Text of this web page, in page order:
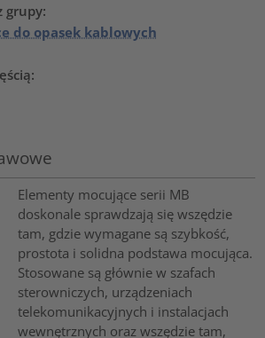
grupy:
do opasek kablowych
Elementy mocujące serii MB
doskonale sprawdzają się wszędzie
tam, gdzie wymagane są szybkość,
prostota i solidna podstawa mocująca.
Stosowane są głównie w szafach
sterowniczych, urządzeniach
telekomunikacyjnych i instalacjach
wewnętrznych oraz wszędzie tam,